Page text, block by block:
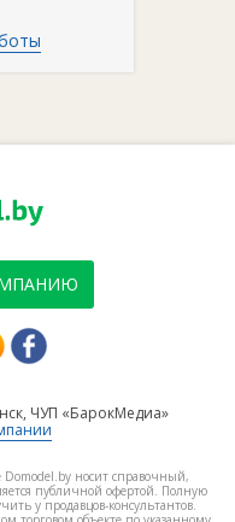
ЧУП «БарокМедиа»
Domodel.by носит справочный,
публичной офертой. Полную
у продавцов-консультантов.